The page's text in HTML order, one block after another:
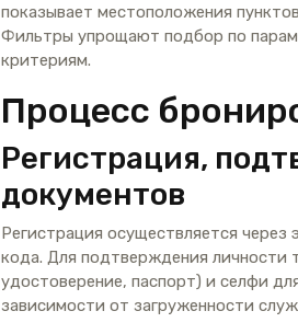
показывает местоположения
Фильтры упрощают подбор по
критериям.
Процесс
Регистрация,
документов
Регистрация осуществляется
кода. Для подтверждения личности
удостоверение, паспорт) и селфи
зависимости от загруженности